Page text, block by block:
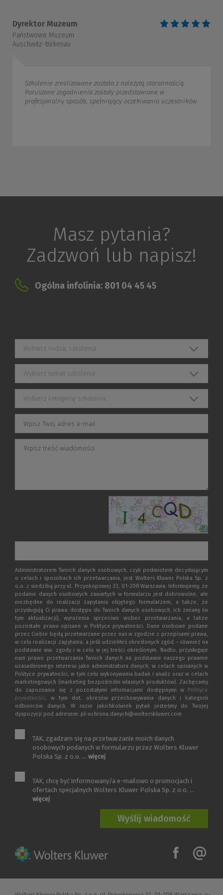
Dyrektor Muzeum
Państwowe Muzeum
Auschwitz-Birkenau
Szkolenie zrealizowane zostało z należytą starannością.
Poruszone zagadnienia zostały przedstawione w
profesjonalny sposób, spełniający oczekiwania uczestników.
Masz pytania?
Zadzwoń lub napisz!
Ogólna infolinia: 801 04 45 45
Wybierz rodzaj szkolenia
Wybierz temat szkolenia
Wybierz kategorię szkolenia
Administratorem Twoich danych osobowych, czyli podmiotem decydującym
o celach i sposobach ich przetwarzania, jest Wolters Kluwer Polska Sp. z
o.o. z siedzibą przy ul. Przyokopowej 33, 01-208 Warszawa. Informujemy, że
podanie danych osobowych zawartych w formularzu jest dobrowolne, ale
niezbędne do realizacji zapytania objętego formularzem, a także, że
przysługują Ci prawa: dostępu do Twoich danych osobowych, ich zmiany (w
tym aktualizacji), wyrażenia sprzeciwu wobec przetwarzania, a także
pozostałe prawa opisane w Polityce prywatności. Dane osobowe podane
przez Ciebie będą przetwarzane przez nas w zgodzie z przepisami prawa,
w celu realizacji zapytania, a jeśli udzieliłeś określonych zgód – również na
podstawie ww. zgody i w celu w jej treści określonym. Nadto, przysługuje
nam prawo przetwarzania Twoich danych na podstawie naszego prawnie
uzasadnionego interesu jako administratora danych, w celach opisanych w
Polityce prywatności, w tym celu wykonywania badań i analiz oraz w celach
marketingowych (marketing bezpośredni własnych produktów). Zachęcamy
do zapoznania się z pozostałymi informacjami dostępnymi w Polityce
prywatności, w tym dot. okresów przechowywania danych i kategorii
odbiorców danych. W razie jakichkolwiek pytań jesteśmy do Twojej
dyspozycji pod adresem: pl-ochrona.danych@wolterskluwer.com
TAK, zgadzam się na przetwarzanie moich danych
osobowych podanych w formularzu przez Wolters Kluwer
Polska Sp. z o.o. ... więcej
TAK, chcę być informowany/a e-mailowo o promocjach i
ofertach specjalnych Wolters Kluwer Polska Sp. z o.o. ...
więcej